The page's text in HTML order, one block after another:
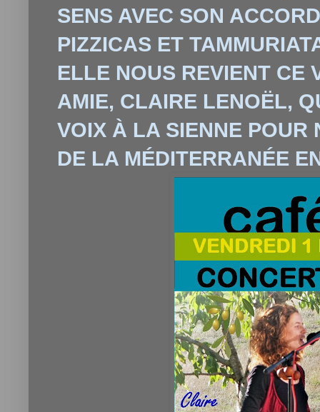
SENS AVEC SON
PIZZICAS ET
ELLE NOUS REVIENT CE
AMIE, CLAIRE LENOËL,
VOIX À LA SIENNE POUR
DE LA MÉDITERRANÉE